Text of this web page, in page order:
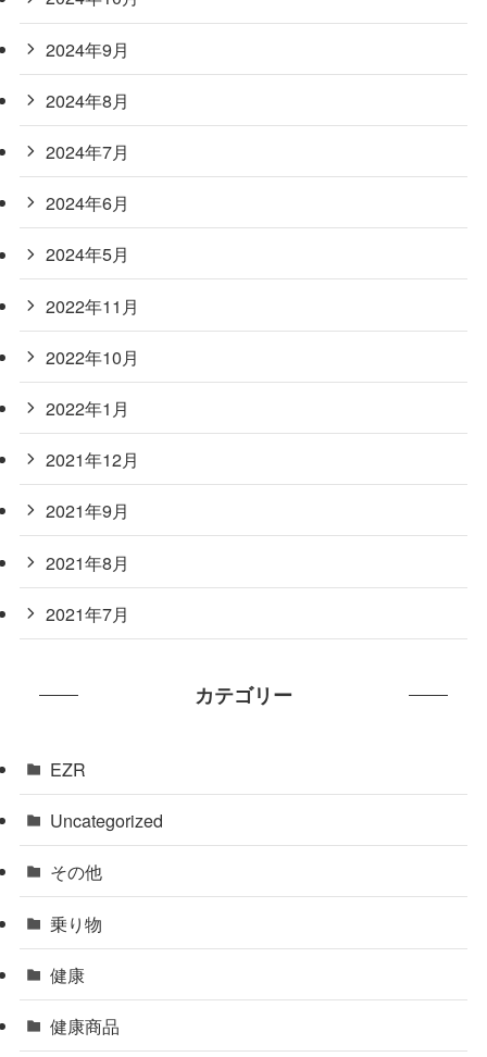
2024年9月
2024年8月
2024年7月
2024年6月
2024年5月
2022年11月
2022年10月
2022年1月
2021年12月
2021年9月
2021年8月
2021年7月
カテゴリー
EZR
Uncategorized
その他
乗り物
健康
健康商品